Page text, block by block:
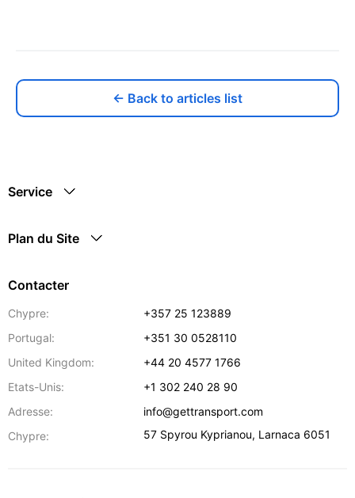
← Back to articles list
Service
Plan du Site
Contacter
Chypre:
+357 25 123889
Portugal:
+351 30 0528110
United Kingdom:
+44 20 4577 1766
Etats-Unis:
+1 302 240 28 90
Adresse:
info@gettransport.com
Chypre:
57 Spyrou Kyprianou, Larnaca 6051